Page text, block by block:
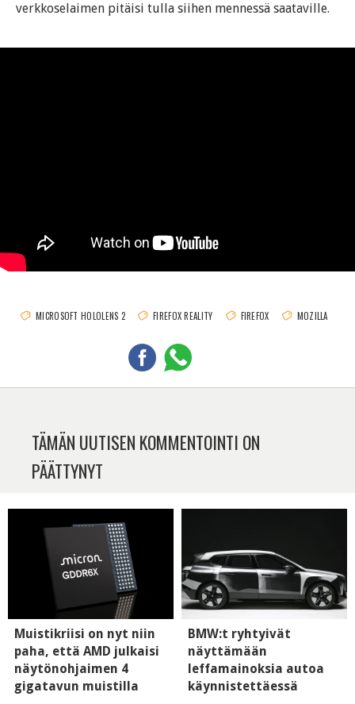
verkkoselaimen pitäisi tulla siihen mennessä saataville.
MICROSOFT HOLOLENS 2 FIREFOX REALITY FIREFOX MOZILLA
TÄMÄN UUTISEN KOMMENTOINTI ON
PÄÄTTYNYT
Muistikriisi on nyt niin
paha, että AMD julkaisi
näytönohjaimen 4
gigatavun muistilla
BMW:t ryhtyivät
näyttämään
leffamainoksia autoa
käynnistettäessä